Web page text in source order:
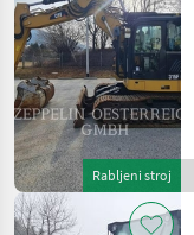
Rabljeni stroj